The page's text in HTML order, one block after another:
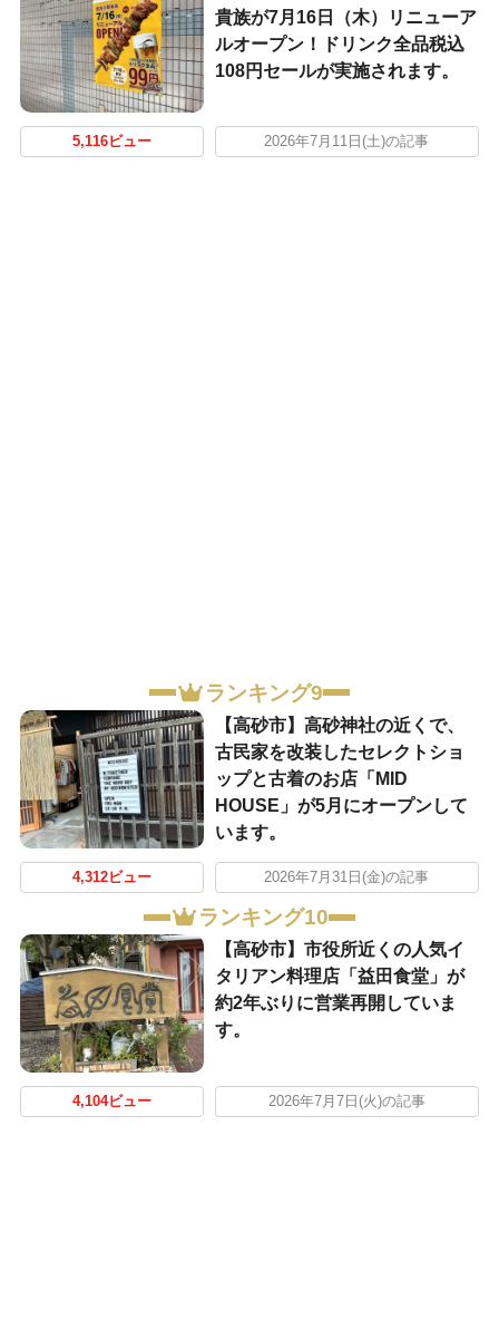
貴族が7月16日（木）リニューア
ルオープン！ドリンク全品税込
108円セールが実施されます。
5,116ビュー 2026年7月11日(土)の記事
ランキング9
【高砂市】高砂神社の近くで、
古民家を改装したセレクトショ
ップと古着のお店「MID
HOUSE」が5月にオープンして
います。
4,312ビュー 2026年7月31日(金)の記事
ランキング10
【高砂市】市役所近くの人気イ
タリアン料理店「益田食堂」が
約2年ぶりに営業再開していま
す。
4,104ビュー 2026年7月7日(火)の記事